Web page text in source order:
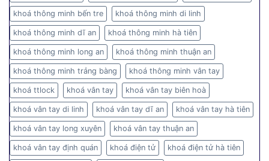
khoá thông minh bến tre khoá thông minh di linh
khoá thông minh dĩ an khoá thông minh hà tiên
khoá thông minh long an khoá thông minh thuận an
khoá thông minh trảng bàng khoá thông minh vân tay
khoá ttlock khoá vân tay khoá vân tay biên hoà
khoá vân tay di linh khoá vân tay dĩ an khoá vân tay hà tiên
khoá vân tay long xuyên khoá vân tay thuận an
khoá vân tay định quán khoá điện tử khoá điện tử hà tiên